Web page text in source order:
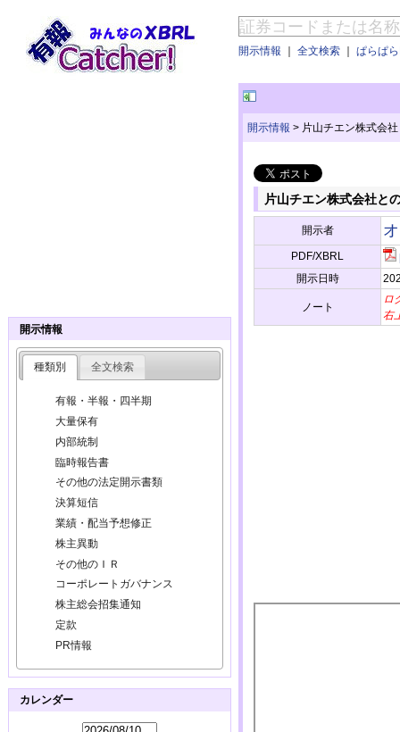
開示情報 ｜ 全文検索 ｜ ぱらぱ
開示情報 > 片山チエン株式会
片山チエン株式会社と
開示者
PDF/XBRL
開示日時
ノート
ロ
右
開示情報
種類別 全文検索
有報・半報・四半期
大量保有
内部統制
臨時報告書
その他の法定開示書類
決算短信
業績・配当予想修正
株主異動
その他のＩＲ
コーポレートガバナンス
株主総会招集通知
定款
PR情報
カレンダー